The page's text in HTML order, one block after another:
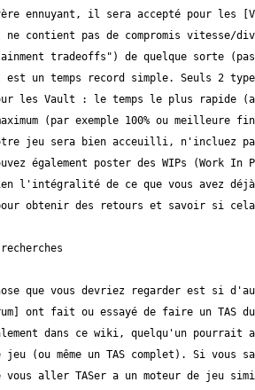
ennuyant, il sera accepté pour les
contient pas de compromis vitesse/
tradeoffs") de quelque sorte
un temps record simple. Seuls 2
les Vault : le temps le plus rapide
(par exemple 100% ou meilleure
jeu sera bien acceuilli, n'incluez
également poster des WIPs (Work In
l'intégralité de ce que vous avez
que vous devriez regarder est si
ont fait ou essayé de faire un TAS
dans ce wiki, quelqu'un
(ou même un TAS complet). Si vous
vous aller TASer a un moteur de jeu